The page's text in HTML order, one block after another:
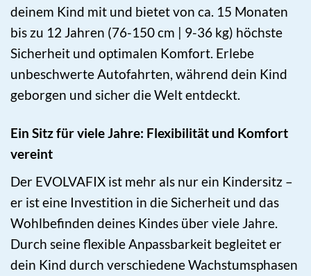
deinem Kind mit und bietet von ca. 15 Monaten
bis zu 12 Jahren (76-150 cm | 9-36 kg) höchste
Sicherheit und optimalen Komfort. Erlebe
unbeschwerte Autofahrten, während dein Kind
geborgen und sicher die Welt entdeckt.
Ein Sitz für viele Jahre: Flexibilität und Komfort
vereint
Der EVOLVAFIX ist mehr als nur ein Kindersitz –
er ist eine Investition in die Sicherheit und das
Wohlbefinden deines Kindes über viele Jahre.
Durch seine flexible Anpassbarkeit begleitet er
dein Kind durch verschiedene Wachstumsphasen